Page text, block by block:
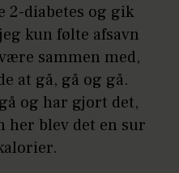
2-diabetes og gik
kun følte afsavn
sammen med,
at gå, gå og gå.
og har gjort det,
her blev det en sur